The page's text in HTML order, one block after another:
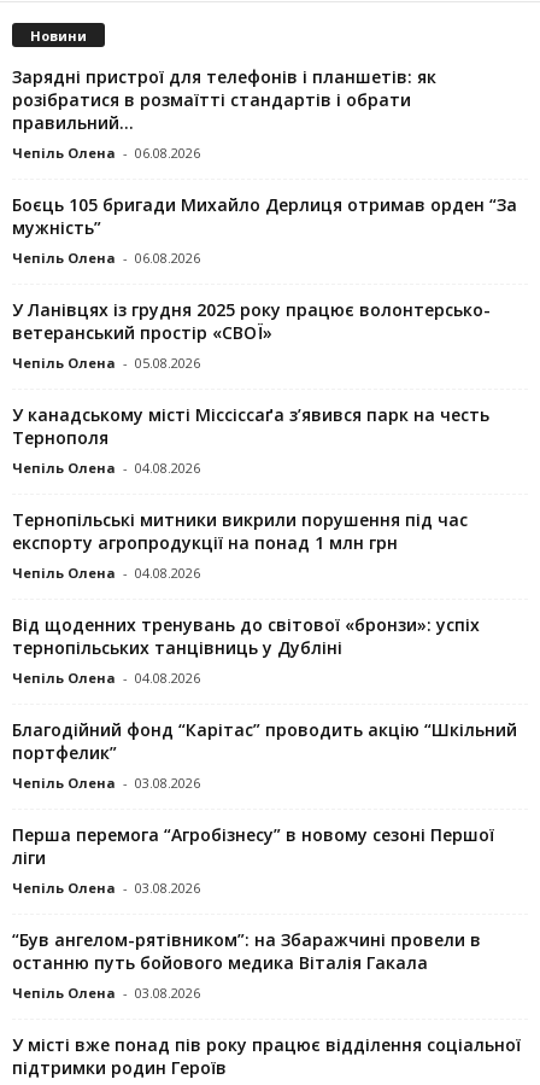
Новини
Зарядні пристрої для телефонів і планшетів: як
розібратися в розмаїтті стандартів і обрати
правильний...
Чепіль Олена - 06.08.2026
Боєць 105 бригади Михайло Дерлиця отримав орден “За
мужність”
Чепіль Олена - 06.08.2026
У Ланівцях із грудня 2025 року працює волонтерсько-
ветеранський простір «СВОЇ»
Чепіль Олена - 05.08.2026
У канадському місті Міссіссаґа з’явився парк на честь
Тернополя
Чепіль Олена - 04.08.2026
Тернопільські митники викрили порушення під час
експорту агропродукції на понад 1 млн грн
Чепіль Олена - 04.08.2026
Від щоденних тренувань до світової «бронзи»: успіх
тернопільських танцівниць у Дубліні
Чепіль Олена - 04.08.2026
Благодійний фонд “Карітас” проводить акцію “Шкільний
портфелик”
Чепіль Олена - 03.08.2026
Перша перемога “Агробізнесу” в новому сезоні Першої
ліги
Чепіль Олена - 03.08.2026
“Був ангелом-рятівником”: на Збаражчині провели в
останню путь бойового медика Віталія Гакала
Чепіль Олена - 03.08.2026
У місті вже понад пів року працює відділення соціальної
підтримки родин Героїв